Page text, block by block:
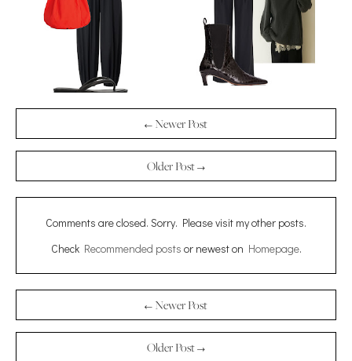
← Newer Post
Older Post →
Comments are closed. Sorry. Please visit my other posts.
Check Recommended posts or newest on Homepage.
← Newer Post
Older Post →